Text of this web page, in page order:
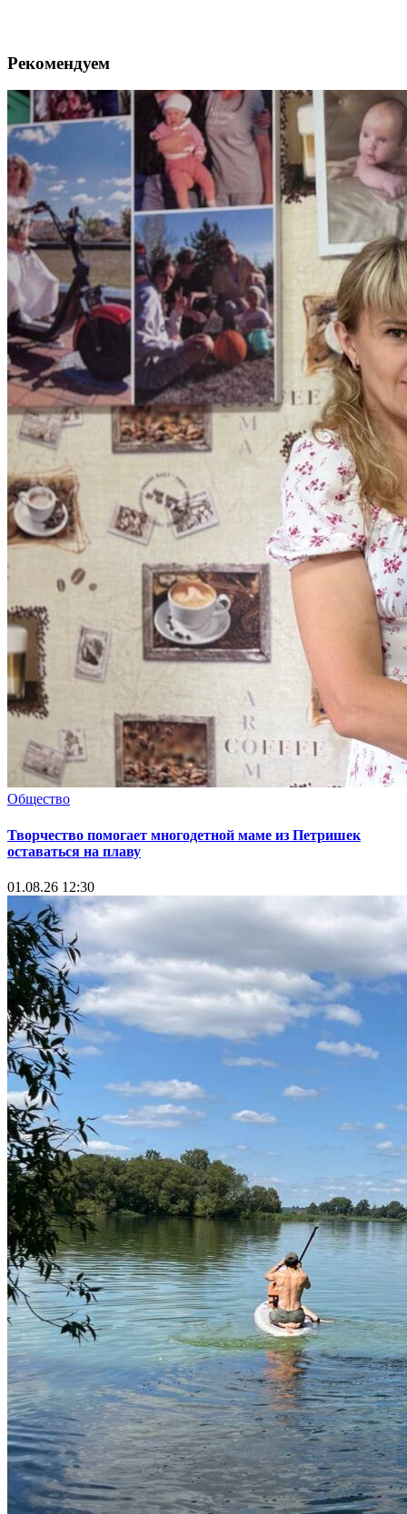
Рекомендуем
Общество
Творчество помогает многодетной маме из Петришек
оставаться на плаву
01.08.26 12:30